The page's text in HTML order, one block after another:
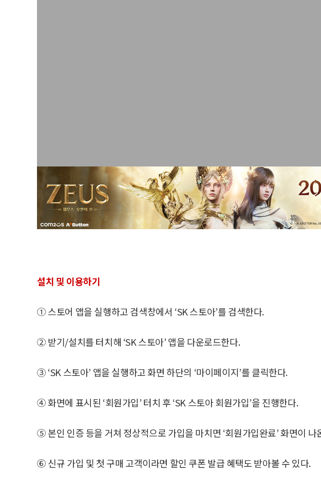
설치 및 이용하기
① 스토어 앱을 실행하고 검색창에서 ‘SK 스토아’를 검색한다.
② 받기/설치를 터치해 ‘SK 스토아’ 앱을 다운로드한다.
③ ‘SK 스토아’ 앱을 실행하고 화면 하단의 ‘마이페이지’를 클릭한다.
④ 화면에 표시된 ‘회원가입’ 터치 후 ‘SK 스토아 회원가입’을 진행한다.
⑤ 본인 인증 등을 거쳐 정상적으로 가입을 마치면 ‘회원가입완료’ 화면이 나
⑥ 신규 가입 및 첫 구매 고객이라면 할인 쿠폰 발급 혜택도 받아볼 수 있다.